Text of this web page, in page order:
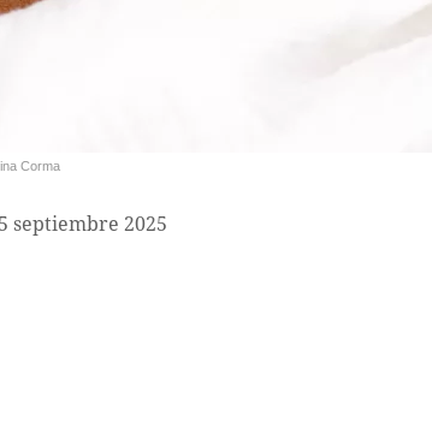
Corma
septiembre 2025